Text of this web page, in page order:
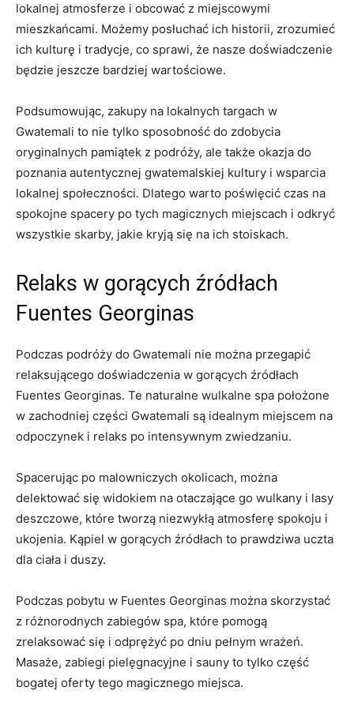
lokalnej atmosferze i obcować‌ z miejscowymi
mieszkańcami. Możemy⁣ posłuchać ich historii, zrozumieć
ich kulturę i tradycje,⁤ co sprawi,‌ że⁣ nasze doświadczenie
będzie jeszcze bardziej wartościowe.
Podsumowując, zakupy na lokalnych targach⁣ w
Gwatemali to nie tylko ⁤sposobność ⁣do zdobycia
oryginalnych pamiątek z​ podróży, ale także ⁣okazja⁤ do
poznania autentycznej gwatemalskiej kultury‍ i wsparcia
lokalnej społeczności. ⁣Dlatego ⁢warto poświęcić czas na
spokojne spacery po tych magicznych miejscach i ⁢odkryć
⁢wszystkie skarby, jakie​ kryją ‍się na‌ ich⁣ stoiskach.
Relaks w gorących źródłach
Fuentes ‌Georginas
Podczas podróży do Gwatemali nie można przegapić
relaksującego doświadczenia w gorących źródłach
Fuentes‌ Georginas. ⁣Te naturalne wulkalne spa położone
w zachodniej części‍ Gwatemali ⁤są idealnym miejscem‍ na⁢
odpoczynek i relaks‍ po intensywnym zwiedzaniu.
Spacerując ⁣po⁢ malowniczych ​okolicach, można
⁢delektować się‍ widokiem na⁤ otaczające go⁣ wulkany i lasy⁤
deszczowe, które ‌tworzą niezwykłą atmosferę spokoju i
ukojenia. ‌Kąpiel w gorących ‌źródłach to ‍prawdziwa⁤ uczta
dla⁣ ciała i⁤ duszy.
Podczas ‌pobytu w Fuentes​ Georginas można skorzystać
z różnorodnych ⁣zabiegów⁢ spa,⁢ które pomogą
zrelaksować się i odprężyć​ po dniu pełnym ⁣wrażeń.
Masaże, zabiegi‌ pielęgnacyjne i sauny⁣ to tylko ‌część
bogatej ⁤oferty tego magicznego miejsca.